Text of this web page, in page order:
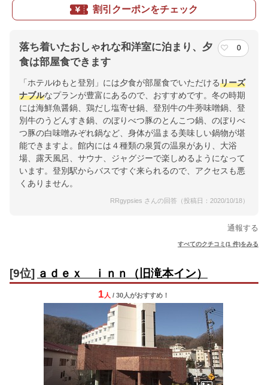
割引クーポンをチェック
落ち着いたおしゃれな和洋室に泊まり、夕
食は部屋食できます
0
「ホテルゆもと登別」には夕食が部屋食でいただけるリーズ
ナブルなプランが豊富にあるので、おすすめです。冬の時期
には海鮮魚醤鍋、鶏だし塩寄せ鍋、登別牛の牛蒡味噌鍋、登
別牛のうどんすき鍋、のぼりべつ豚のとんこつ鍋、のぼりべ
つ豚の白味噌みぞれ鍋など、身体が温まる美味しい鍋物が堪
能できますよ。館内には４種類の泉質の温泉があり、大浴
場、露天風呂、サウナ、ジャグジーで楽しめるようになって
います。登別駅からバスですぐ来られるので、アクセスも悪
くありません。
RRgypsies さんの回答（投稿日：2020/10/18）
通報する
すべてのクチコミ(1 件)をみる
[9位] ａｄｅｘ ｉｎｎ（旧滝本イン）
1 人 / 30人がおすすめ！